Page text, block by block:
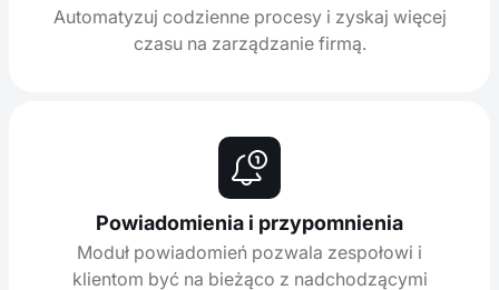
Automatyzuj codzienne procesy i zyskaj więcej
czasu na zarządzanie firmą.
Powiadomienia i przypomnienia
Moduł powiadomień pozwala zespołowi i
klientom być na bieżąco z nadchodzącymi